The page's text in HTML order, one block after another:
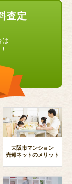
査定
は
大阪市マンション
売却ネットのメリット